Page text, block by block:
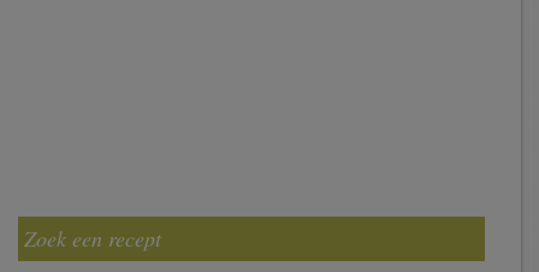
Zoek een recept